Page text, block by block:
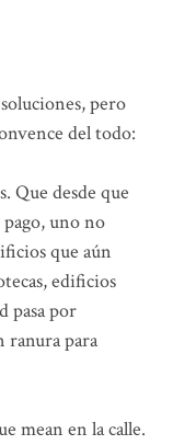
pero
del todo:
Que desde que
pago, uno no
que aún
edificios
pasa por
ranura para
mean en la calle.